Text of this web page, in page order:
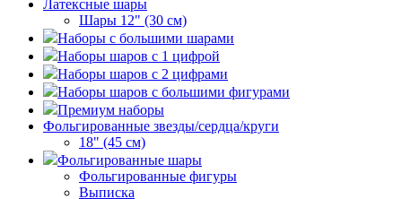
Латексные шары
Шары 12" (30 см)
Наборы с большими шарами
Наборы шаров с 1 цифрой
Наборы шаров с 2 цифрами
Наборы шаров с большими фигурами
Премиум наборы
Фольгированные звезды/сердца/круги
18" (45 см)
Фольгированные шары
Фольгированные фигуры
Выписка